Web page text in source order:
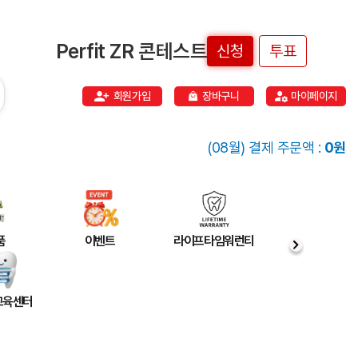
Perfit ZR 콘테스트 신청 투표
회원가입 장바구니 마이페이지
(08월) 결제 주문액 : 0원
이벤트 라이프타임워런티
센터